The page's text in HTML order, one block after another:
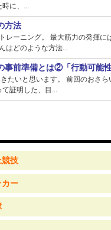
に、...
方法
ーニング。 最大筋力の発揮に
どのような方法...
事前準備とは②「行動可能性
たいと思います。 前回のおさ
証明した、目...
技
ー